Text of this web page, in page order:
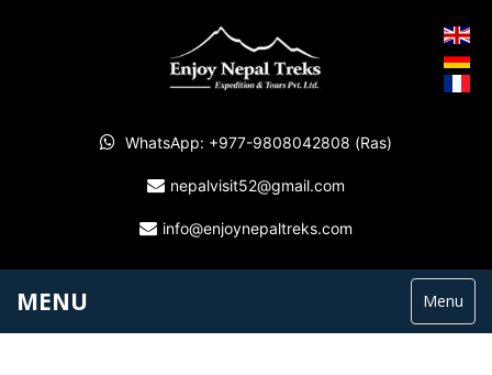
WhatsApp: +977-9808042808 (Ras)
nepalvisit52@gmail.com
info@enjoynepaltreks.com
MENU Menu